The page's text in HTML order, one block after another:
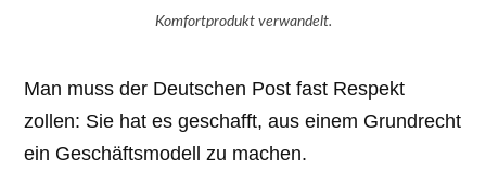
Komfortprodukt verwandelt.
Man muss der Deutschen Post fast Respekt
zollen: Sie hat es geschafft, aus einem Grundrecht
ein Geschäftsmodell zu machen.